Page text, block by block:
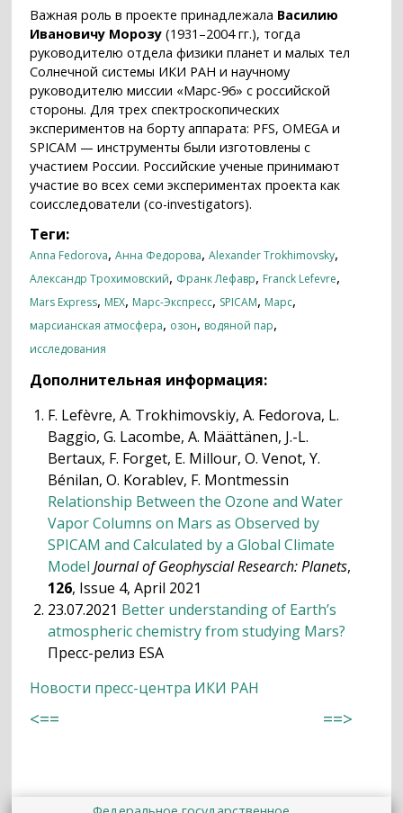
Важная роль в проекте принадлежала Василию
Ивановичу Морозу (1931–2004 гг.), тогда
руководителю отдела физики планет и малых тел
Солнечной системы ИКИ РАН и научному
руководителю миссии «Марс-96» с российской
стороны. Для трех спектроскопических
экспериментов на борту аппарата: PFS, OMEGA и
SPICAM — инструменты были изготовлены с
участием России. Российские ученые принимают
участие во всех семи экспериментах проекта как
соисследователи (co-investigators).
Теги:
Anna Fedorova,Анна Федорова,Alexander Trokhimovsky,
Александр Трохимовский, Франк Лефавр, Franck Lefevre,
Mars Express, MEX, Марс-Экспресс, SPICAM, Марс,
марсианская атмосфера, озон, водяной пар,
исследования
Дополнительная информация:
F. Lefèvre, A. Trokhimovskiy, A. Fedorova, L.
Baggio, G. Lacombe, A. Määttänen, J.-L.
Bertaux, F. Forget, E. Millour, O. Venot, Y.
Bénilan, O. Korablev, F. Montmessin
Relationship Between the Ozone and Water
Vapor Columns on Mars as Observed by
SPICAM and Calculated by a Global Climate
Model Journal of Geophyscial Research: Planets,
126, Issue 4, April 2021
23.07.2021 Better understanding of Earth’s
atmospheric chemistry from studying Mars?
Пресс-релиз ESA
Новости пресс-центра ИКИ РАН
<== ==>